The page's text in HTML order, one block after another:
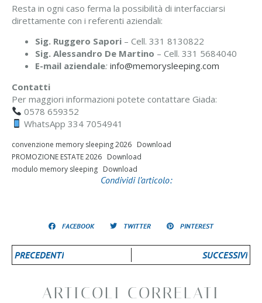
Resta in ogni caso ferma la possibilità di interfacciarsi
direttamente con i referenti aziendali:
Sig. Ruggero Sapori – Cell. 331 8130822
Sig. Alessandro De Martino – Cell. 331 5684040
E-mail aziendale: info@memorysleeping.com
Contatti
Per maggiori informazioni potete contattare Giada:
0578 659352
WhatsApp 334 7054941
convenzione memory sleeping 2026 Download
PROMOZIONE ESTATE 2026 Download
modulo memory sleeping Download
Condividi l’articolo:
FACEBOOK TWITTER PINTEREST
PRECEDENTI SUCCESSIVI
ARTICOLI CORRELATI